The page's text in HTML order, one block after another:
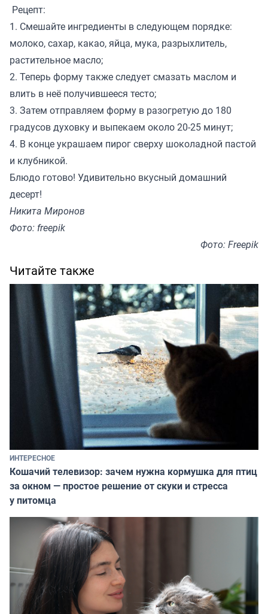
Рецепт:
1. Смешайте ингредиенты в следующем порядке:
молоко, сахар, какао, яйца, мука, разрыхлитель,
растительное масло;
2. Теперь форму также следует смазать маслом и
влить в неё получившееся тесто;
3. Затем отправляем форму в разогретую до 180
градусов духовку и выпекаем около 20-25 минут;
4. В конце украшаем пирог сверху шоколадной пастой
и клубникой.
Блюдо готово! Удивительно вкусный домашний
десерт!
Никита Миронов
Фото: freepik
Фото: Freepik
Читайте также
ИНТЕРЕСНОЕ
Кошачий телевизор: зачем нужна кормушка для птиц
за окном — простое решение от скуки и стресса
у питомца